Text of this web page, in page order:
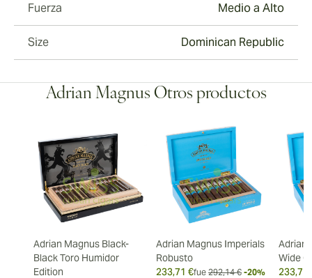
Fuerza Medio a Alto
Size Dominican Republic
Adrian Magnus Otros productos
Adrian Magnus Black-
Black Toro Humidor
Edition
Adrian Magnus Imperials
Robusto
233,71 €fue 292,14 € -20%
Adrian
Wide
233,71